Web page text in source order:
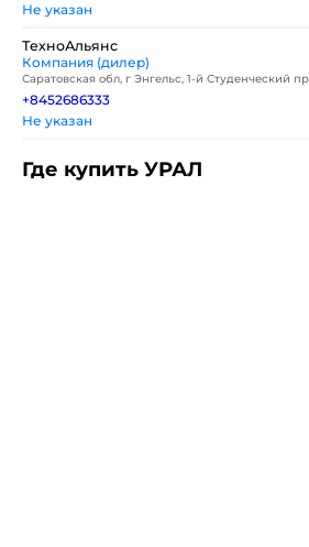
Не указан
ТехноАльянс
Компания (дилер)
Саратовская обл, г Энгельс, 1-й Студенческий
+8452686333
Не указан
Где купить УРАЛ